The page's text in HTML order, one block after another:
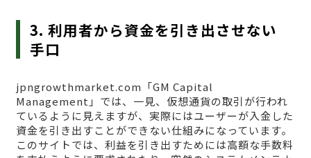
3. 利用者から資金を引き出させない
手口
jpngrowthmarket.com「GM Capital
Management」では、一見、仮想通貨の取引が行われ
ているように見えますが、実際にはユーザーが入金した
資金を引き出すことができない仕組みになっています。
このサイトでは、利益を引き出すためには高額な手数料